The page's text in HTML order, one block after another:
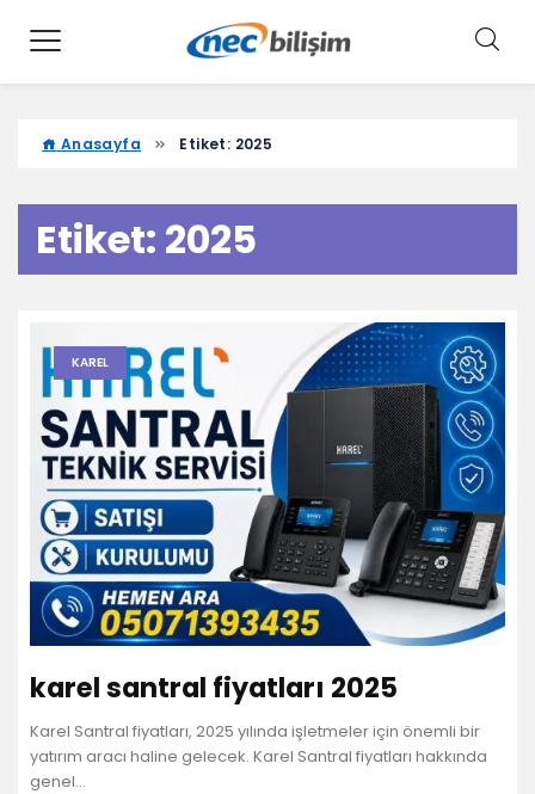
Anasayfa Etiket: 2025
Etiket: 2025
KAREL
karel santral fiyatları 2025
Karel Santral fiyatları, 2025 yılında işletmeler için önemli bir
yatırım aracı haline gelecek. Karel Santral fiyatları hakkında
genel…